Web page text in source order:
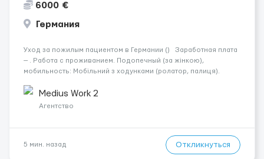
6000 €
Германия
Уход за пожилым пациентом в Германии () Заработная плата
— . Работа с проживанием. Подопечный (за жінкою),
мобильность: Мобільний з ходунками (ролатор, палиця).
Ночью: Спить не прокидаючись. Требования: По...
Medius Work 2
Агентство
5 мин. назад Откликнуться